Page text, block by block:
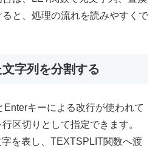
と、処理の流れを読みやすくで
字列を分割する
キーによる改行が使われて
区切りとして指定できます。
を表し、TEXTSPLIT関数へ渡